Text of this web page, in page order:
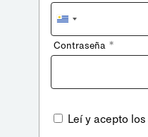
Uruguay
+598
Contraseña *
Leí y acepto los